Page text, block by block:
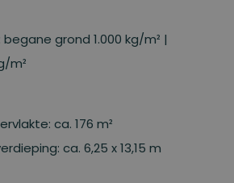
grond 1.000 kg/m² |
m²
ca. 176 m²
ca. 6,25 x 13,15 m